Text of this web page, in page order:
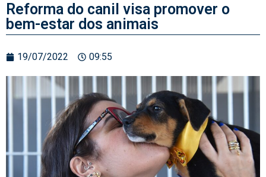
Reforma do canil visa promover o
bem-estar dos animais
19/07/2022 09:55